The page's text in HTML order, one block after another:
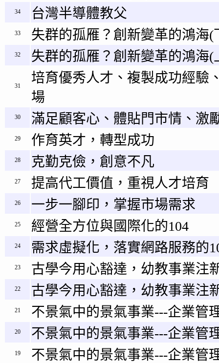
34 台灣半導體教父
33 失群的孤雁？創新變革的鴻海(
32 失群的孤雁？創新變革的鴻海(
31
培育優秀人才、複製成功經驗
場
30 滿足顧客心、體貼門市情、激
29 作育英才，轉型成功
28 克勤克儉，創意不凡
27 提高代工價值，重視人才培育
26 一步一腳印，掌握市場需求
25 經營全方位與國際化的104
24 需求虛擬化，落實網路服務的
23 古學今用心豁達，幼教事業注
22 古學今用心豁達，幼教事業注
21 不景氣中的景氣事業---企業管
20 不景氣中的景氣事業---企業管
19 不景氣中的景氣事業---企業管